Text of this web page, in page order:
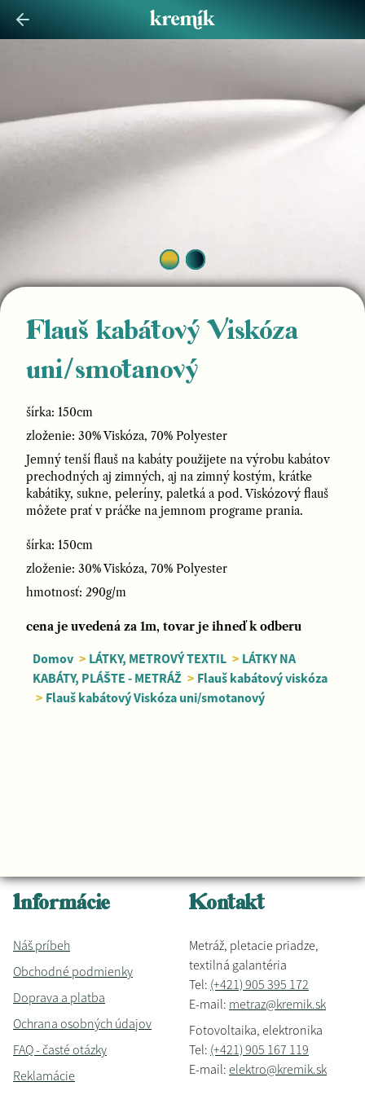
Flauš kabátový Viskóza
uni/smotanový
šírka: 150cm
zloženie: 30% Viskóza, 70% Polyester
Jemný tenší flauš na kabáty použijete na výrobu kabátov
prechodných aj zimných, aj na zimný kostým, krátke
kabátiky, sukne, peleríny, paletká a pod. Viskózový flauš
môžete prať v práčke na jemnom programe prania.
šírka: 150cm
zloženie: 30% Viskóza, 70% Polyester
hmotnosť: 290g/m
cena je uvedená za 1m, tovar je ihneď k odberu
Domov > LÁTKY, METROVÝ TEXTIL > LÁTKY NA
KABÁTY, PLÁŠTE - METRÁŽ > Flauš kabátový viskóza
> Flauš kabátový Viskóza uni/smotanový
Informácie
Náš príbeh
Obchodné podmienky
Doprava a platba
Ochrana osobných údajov
FAQ - časté otázky
Reklamácie
Kontakt
Metráž, pletacie priadze,
textilná galantéria
Tel: (+421) 905 395 172
E-mail: metraz@kremik.sk
Fotovoltaika, elektronika
Tel: (+421) 905 167 119
E-mail: elektro@kremik.sk